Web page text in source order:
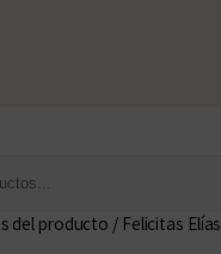
del producto / Felicitas Elías